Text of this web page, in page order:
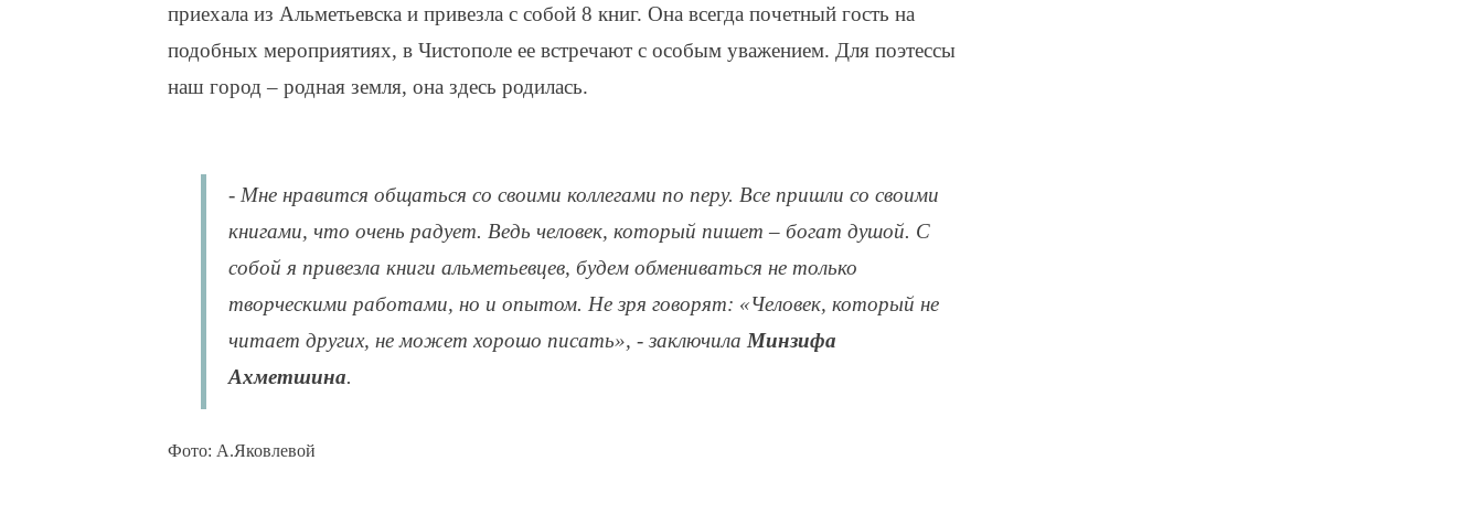
приехала из Альметьевска и привезла с собой 8 книг. Она всегда почетный гость на
подобных мероприятиях, в Чистополе ее встречают с особым уважением. Для поэтессы
наш город – родная земля, она здесь родилась.
- Мне нравится общаться со своими коллегами по перу. Все пришли со своими
книгами, что очень радует. Ведь человек, который пишет – богат душой. С
собой я привезла книги альметьевцев, будем обмениваться не только
творческими работами, но и опытом. Не зря говорят: «Человек, который не
читает других, не может хорошо писать», - заключилаМинзифа
Ахметшина.
Фото: А.Яковлевой